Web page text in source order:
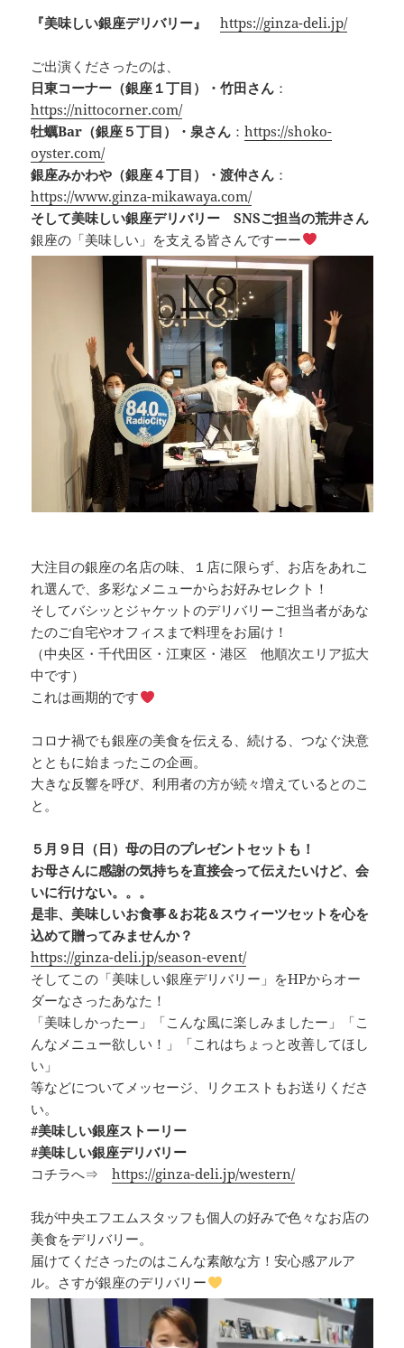
『美味しい銀座デリバリー』 https://ginza-deli.jp/
ご出演くださったのは、
日東コーナー（銀座１丁目）・竹田さん ：
https://nittocorner.com/
牡蠣Bar（銀座５丁目）・泉さん ：https://shoko-
oyster.com/
銀座みかわや（銀座４丁目）・渡仲さん ：
https://www.ginza-mikawaya.com/
そして美味しい銀座デリバリー SNSご担当の荒井さん
銀座の「美味しい」を支える皆さんですーー
大注目の銀座の名店の味、１店に限らず、お店をあれこ
れ選んで、多彩なメニューからお好みセレクト！
そしてバシッとジャケットのデリバリーご担当者があな
たのご自宅やオフィスまで料理をお届け！
（中央区・千代田区・江東区・港区 他順次エリア拡大
中です）
これは画期的です
コロナ禍でも銀座の美食を伝える、続ける、つなぐ決意
とともに始まったこの企画。
大きな反響を呼び、利用者の方が続々増えているとのこ
と。
５月９日（日）母の日のプレゼントセットも！
お母さんに感謝の気持ちを直接会って伝えたいけど、会
いに行けない。。。
是非、美味しいお食事＆お花＆スウィーツセットを心を
込めて贈ってみませんか？
https://ginza-deli.jp/season-event/
そしてこの「美味しい銀座デリバリー」をHPからオー
ダーなさったあなた！
「美味しかったー」「こんな風に楽しみましたー」「こ
んなメニュー欲しい！」「これはちょっと改善してほし
い」
等などについてメッセージ、リクエストもお送りくださ
い。
#美味しい銀座ストーリー
#美味しい銀座デリバリー
コチラへ⇒https://ginza-deli.jp/western/
我が中央エフエムスタッフも個人の好みで色々なお店の
美食をデリバリー。
届けてくださったのはこんな素敵な方！安心感アルア
ル。さすが銀座のデリバリー